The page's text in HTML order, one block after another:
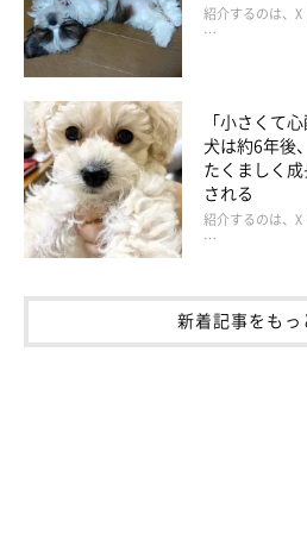
ドッグランで飼い主さんにくっつくむたく
@mutaa011
行動面では、子犬のころよりも自分
になったそう。甘えたいときには、
ら“ピーピー”と鳴いて、前足で“トン
紹介するのは、
…
「小さくて
犬は約6年後
たくましく
される
紹介するのは、
…
新着記事をもっ